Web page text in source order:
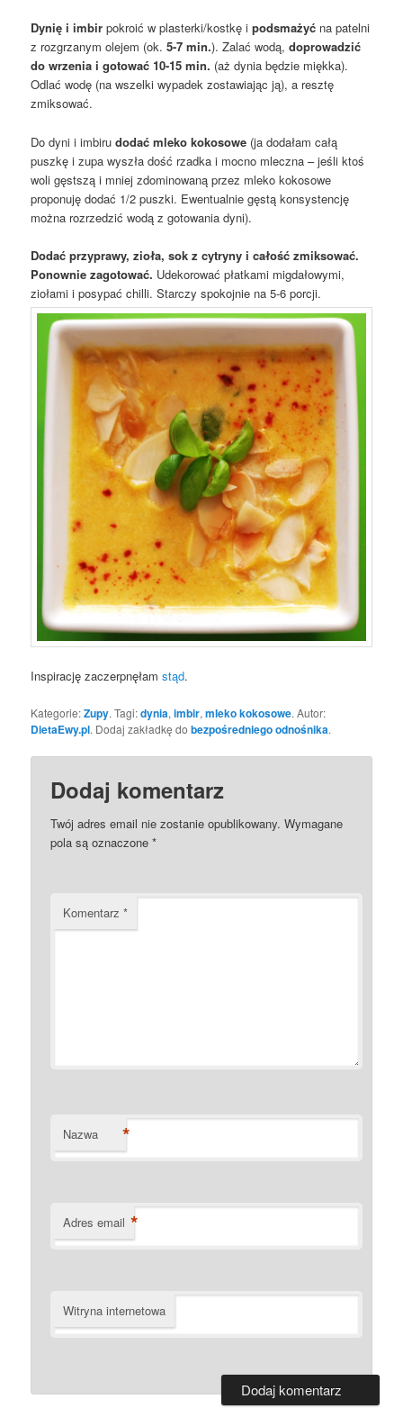
Dynię i imbir pokroić w plasterki/kostkę ipodsmażyć na patelni
z rozgrzanym olejem (ok.5-7 min.). Zalać wodą,doprowadzić
do wrzenia i gotować 10-15 min. (aż dynia będzie miękka).
Odlać wodę (na wszelki wypadek zostawiając ją), a resztę
zmiksować.
Do dyni i imbirudodać mleko kokosowe (ja dodałam całą
puszkę i zupa wyszła dość rzadka i mocno mleczna – jeśli ktoś
woli gęstszą i mniej zdominowaną przez mleko kokosowe
proponuję dodać 1/2 puszki. Ewentualnie gęstą konsystencję
można rozrzedzić wodą z gotowania dyni).
Dodać przyprawy, zioła, sok z cytryny i całość zmiksować.
Ponownie zagotować. Udekorować płatkami migdałowymi,
ziołami i posypać chilli. Starczy spokojnie na 5-6 porcji.
Inspirację zaczerpnęłamstąd.
Kategorie:Zupy. Tagi:dynia,imbir,mleko kokosowe. Autor:
DietaEwy.pl. Dodaj zakładkę dobezpośredniego odnośnika.
Dodaj komentarz
Twój adres email nie zostanie opublikowany. Wymagane
pola są oznaczone*
Komentarz*
Nazwa *
Adres email *
Witryna internetowa